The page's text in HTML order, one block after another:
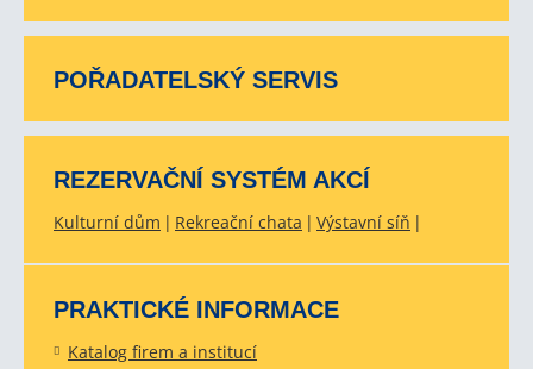
POŘADATELSKÝ SERVIS
REZERVAČNÍ SYSTÉM AKCÍ
Kulturní dům Rekreační chata Výstavní síň
PRAKTICKÉ INFORMACE
Katalog firem a institucí